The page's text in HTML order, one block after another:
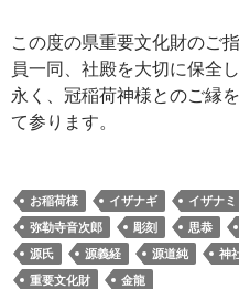
この度の県重要文化財のご
員一同、社殿を大切に保全
永く、冠稲荷神様とのご縁
て参ります。
お稲荷様 イザナギ イザナミ
弥勒寺音次郎
彫刻 思恭
源氏
源義経 源道純 神
重要文化財
金龍